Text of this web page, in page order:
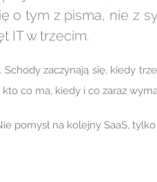
o tym z pisma, nie z
IT w trzecim.
Schody zaczynają się, kiedy
co ma, kiedy i co zaraz
pomysł na kolejny SaaS,